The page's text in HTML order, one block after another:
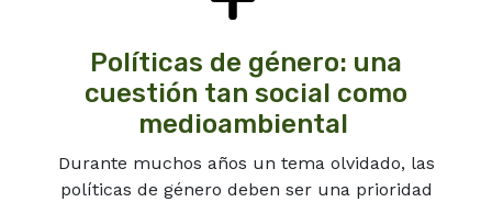
Políticas de género: una
cuestión tan social como
medioambiental
Durante muchos años un tema olvidado, las
políticas de género deben ser una prioridad